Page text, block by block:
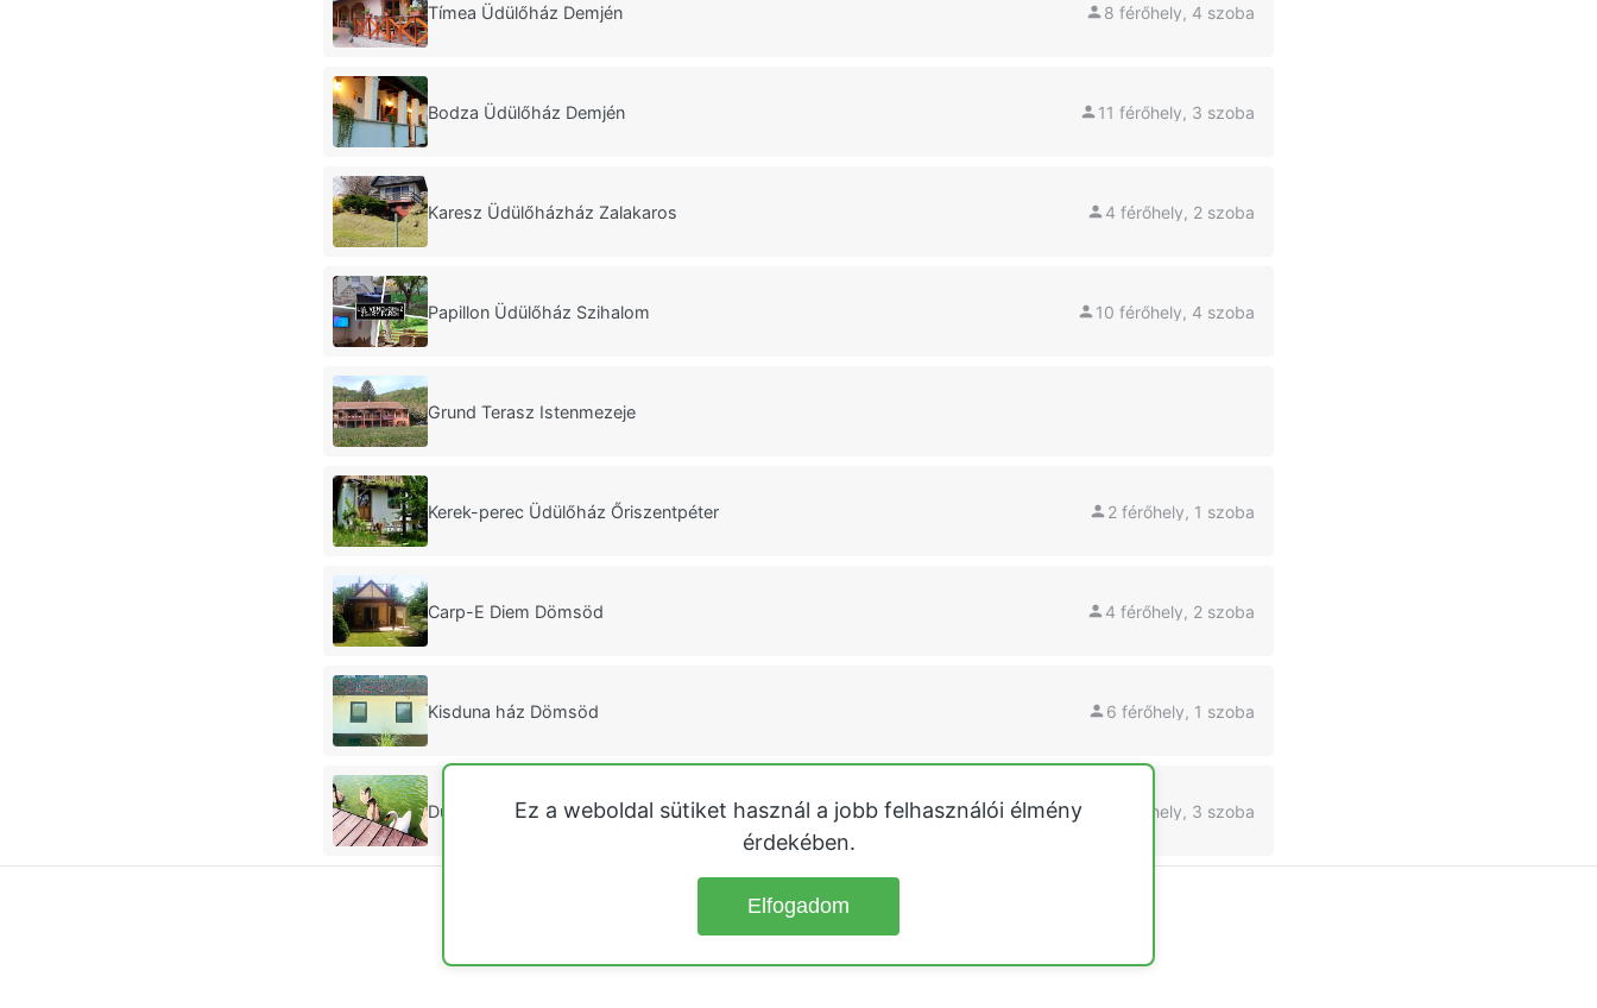
Tímea Üdülőház Demjén 8 férőhely, 4 szoba
Bodza Üdülőház Demjén 11 férőhely, 3 szoba
Karesz Üdülőházház Zalakaros 4 férőhely, 2 szoba
Papillon Üdülőház Szihalom 10 férőhely, 4 szoba
Grund Terasz Istenmezeje
Kerek-perec Üdülőház Őriszentpéter 2 férőhely, 1 szoba
Carp-E Diem Dömsöd 4 férőhely, 2 szoba
Kisduna ház Dömsöd 6 férőhely, 1 szoba
Duna Beach Üdülőház Dömsöd 6 férőhely, 3 szoba
Ez a weboldal sütiket használ a jobb felhasználói élmény
érdekében.
Elfogadom